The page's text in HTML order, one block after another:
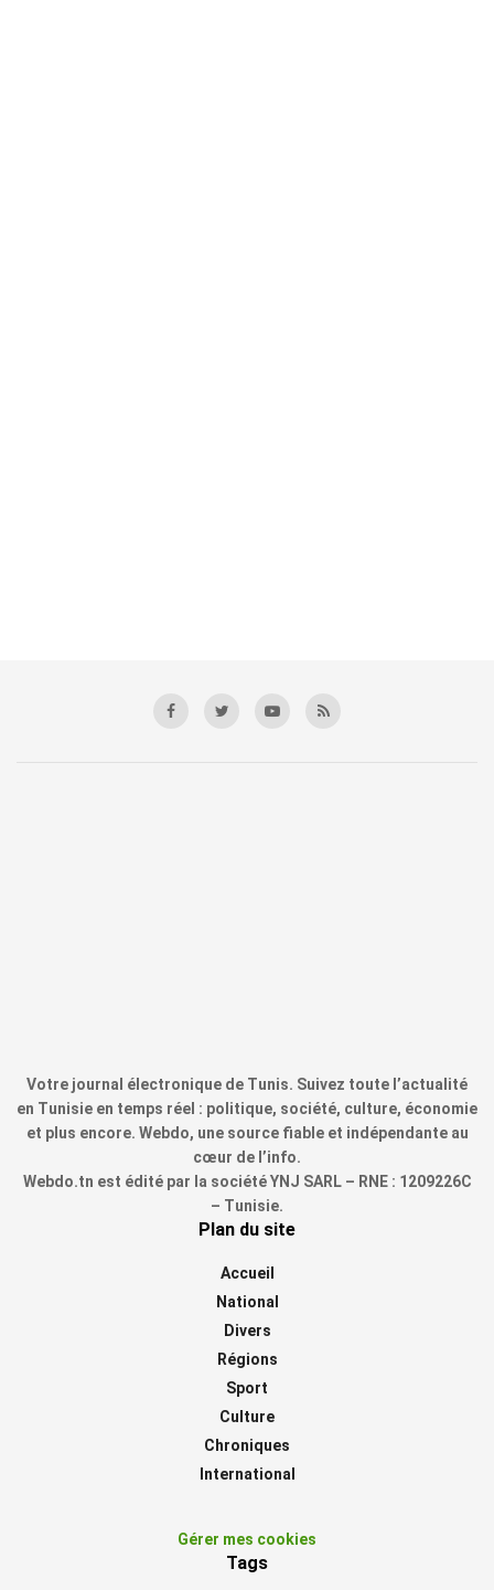
Votre journal électronique de Tunis. Suivez toute l’actualité
en Tunisie en temps réel : politique, société, culture, économie
et plus encore. Webdo, une source fiable et indépendante au
cœur de l’info.
Webdo.tn est édité par la société YNJ SARL – RNE : 1209226C
– Tunisie.
Plan du site
Accueil
National
Divers
Régions
Sport
Culture
Chroniques
International
Gérer mes cookies
Tags